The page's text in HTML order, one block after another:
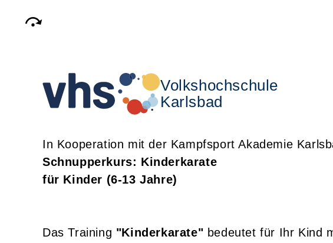
Volkshochschule
Karlsbad
In Kooperation mit der Kampfsport Akademie
Schnupperkurs: Kinderkarate
für Kinder (6-13 Jahre)
Das Training "Kinderkarate" bedeutet für Ihr Kind